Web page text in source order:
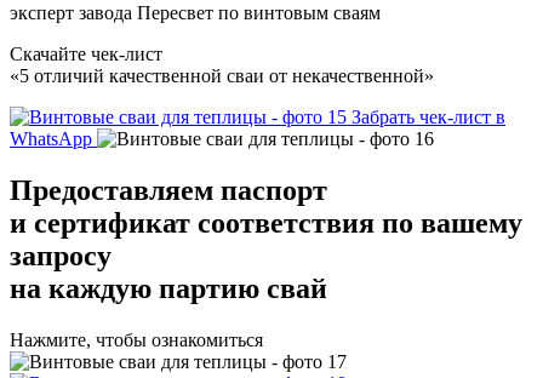
эксперт завода Пересвет по винтовым сваям
Скачайте чек-лист
«5 отличий качественной сваи от некачественной»
Забрать чек-лист в
WhatsApp
Предоставляем паспорт
и сертификат соответствия по вашему
запросу
на каждую партию свай
Нажмите, чтобы ознакомиться